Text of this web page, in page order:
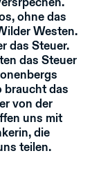
ohne das
Westen.
das Steuer.
das Steuer
braucht das
von der
uns mit
die
teilen.